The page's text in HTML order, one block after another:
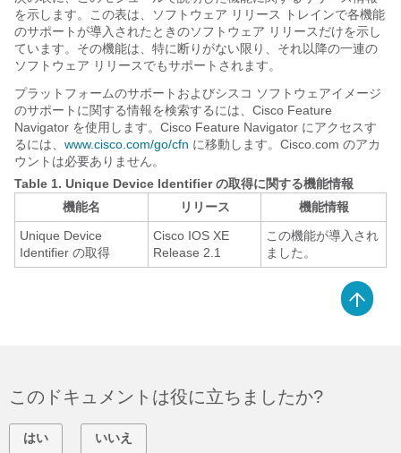
を示します。この表は、ソフトウェア リリース トレインで各機能
のサポートが導入されたときのソフトウェア リリースだけを示し
ています。その機能は、特に断りがない限り、それ以降の一連の
ソフトウェア リリースでもサポートされます。
プラットフォームのサポートおよびシスコ ソフトウェアイメージ
のサポートに関する情報を検索するには、Cisco Feature
Navigator を使用します。Cisco Feature Navigator にアクセスす
るには、 www.cisco.com/go/cfn に移動します。Cisco.com のアカ
ウントは必要ありません。
Table 1. Unique Device Identifier の取得に関する機能情報
機能名
リリース
機能情報
Unique Device
Identifier の取得
Cisco IOS XE
Release 2.1
この機能が導入され
ました。
このドキュメントは役に立ちましたか?
はい いいえ